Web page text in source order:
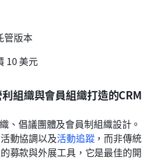
管版本
10 美元
組織與會員組織打造的CRM
、倡議團體及會員制組織設計。
動協調以及活動追蹤，而非傳統
募款與外展工具，它是最佳的開